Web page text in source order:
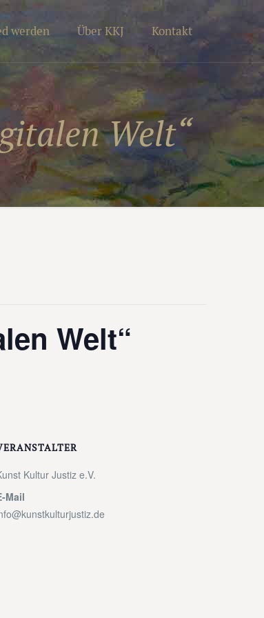
werden Über KKJ Kontakt
Welt“
Welt“
Kultur Justiz e.V.
Mail